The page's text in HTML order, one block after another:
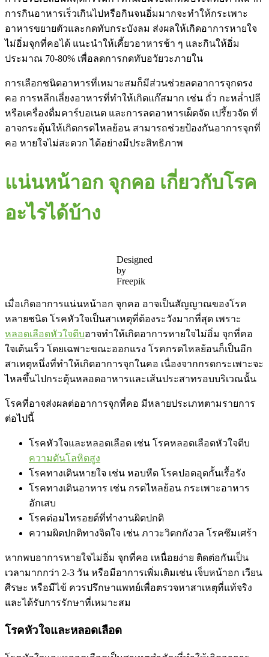
การกินอาหารเร็วเกินไปหรือกินจนอิ่มมากจะทำให้กระเพาะ
อาหารขยายตัวและกดทับกระบังลม ส่งผลให้เกิดอาการหายใจ
ไม่อิ่มจุกที่คอได้ แนะนำให้เคี้ยวอาหารช้า ๆ และกินให้อิ่ม
ประมาณ 70-80% เพื่อลดการกดทับอวัยวะภายใน
การเลือกชนิดอาหารที่เหมาะสมก็มีส่วนช่วยลดอาการจุกตรง
คอ การหลีกเลี่ยงอาหารที่ทำให้เกิดแก๊สมาก เช่น ถั่ว กะหล่ำปลี
หรือเครื่องดื่มคาร์บอเนต และการลดอาหารเผ็ดจัด เปรี้ยวจัด ที่
อาจกระตุ้นให้เกิดกรดไหลย้อน สามารถช่วยป้องกันอาการจุกที่
คอ หายใจไม่สะดวก ได้อย่างมีประสิทธิภาพ
แน่นหน้าอก จุกคอ เกี่ยวกับโรค
อะไรได้บ้าง
Designed
by
Freepik
เมื่อเกิดอาการแน่นหน้าอก จุกคอ อาจเป็นสัญญาณของโรค
หลายชนิด โรคหัวใจเป็นสาเหตุที่ต้องระวังมากที่สุด เพราะ
หลอดเลือดหัวใจตีบอาจทำให้เกิดอาการหายใจไม่อิ่ม จุกที่คอ
ใจเต้นเร็ว โดยเฉพาะขณะออกแรง โรคกรดไหลย้อนก็เป็นอีก
สาเหตุหนึ่งที่ทำให้เกิดอาการจุกในคอ เนื่องจากกรดกระเพาะจะ
ไหลขึ้นไปกระตุ้นหลอดอาหารและเส้นประสาทรอบบริเวณนั้น
โรคที่อาจส่งผลต่ออาการจุกที่คอ มีหลายประเภทตามรายการ
ต่อไปนี้
โรคหัวใจและหลอดเลือด เช่น โรคหลอดเลือดหัวใจตีบ
ความดันโลหิตสูง
โรคทางเดินหายใจ เช่น หอบหืด โรคปอดอุดกั้นเรื้อรัง
โรคทางเดินอาหาร เช่น กรดไหลย้อน กระเพาะอาหาร
อักเสบ
โรคต่อมไทรอยด์ที่ทำงานผิดปกติ
ความผิดปกติทางจิตใจ เช่น ภาวะวิตกกังวล โรคซึมเศร้า
หากพบอาการหายใจไม่อิ่ม จุกที่คอ เหนื่อยง่าย ติดต่อกันเป็น
เวลามากกว่า 2-3 วัน หรือมีอาการเพิ่มเติมเช่น เจ็บหน้าอก เวียน
ศีรษะ หรือมีไข้ ควรปรึกษาแพทย์เพื่อตรวจหาสาเหตุที่แท้จริง
และได้รับการรักษาที่เหมาะสม
โรคหัวใจและหลอดเลือด